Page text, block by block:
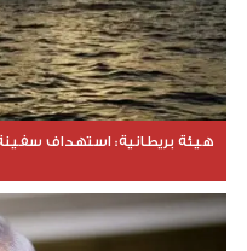
هيئة بريطانية: استهداف